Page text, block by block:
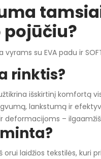
vyrams su EVA padu ir
rinktis?
išskirtinį komfortą
lankstumą ir
deformacijoms –
laidžios tekstilės, kuri